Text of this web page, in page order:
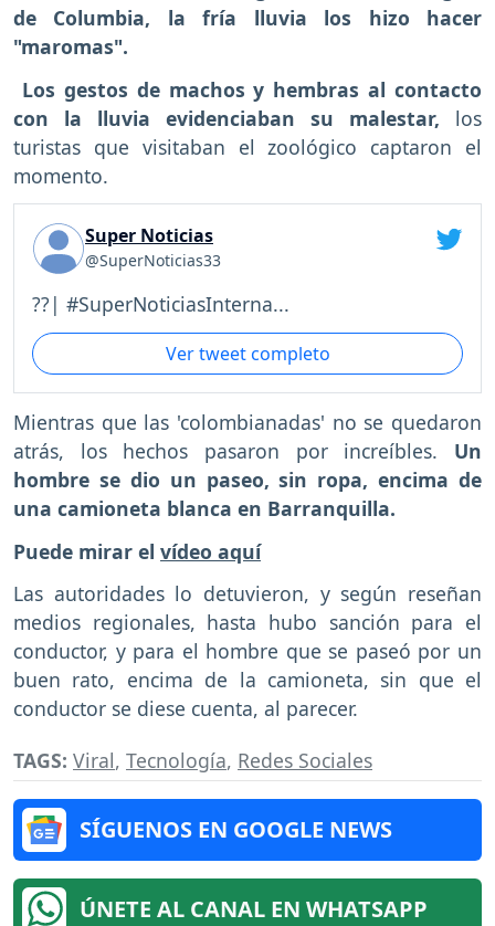
de Columbia, la fría lluvia los hizo hacer
"maromas".
Los gestos de machos y hembras al contacto
con la lluvia evidenciaban su malestar, los
turistas que visitaban el zoológico captaron el
momento.
Super Noticias
@SuperNoticias33
??| #SuperNoticiasInterna...
Ver tweet completo
Mientras que las 'colombianadas' no se quedaron
atrás, los hechos pasaron por increíbles. Un
hombre se dio un paseo, sin ropa, encima de
una camioneta blanca en Barranquilla.
Puede mirar el vídeo aquí
Las autoridades lo detuvieron, y según reseñan
medios regionales, hasta hubo sanción para el
conductor, y para el hombre que se paseó por un
buen rato, encima de la camioneta, sin que el
conductor se diese cuenta, al parecer.
TAGS: Viral, Tecnología, Redes Sociales
SÍGUENOS EN GOOGLE NEWS
ÚNETE AL CANAL EN WHATSAPP